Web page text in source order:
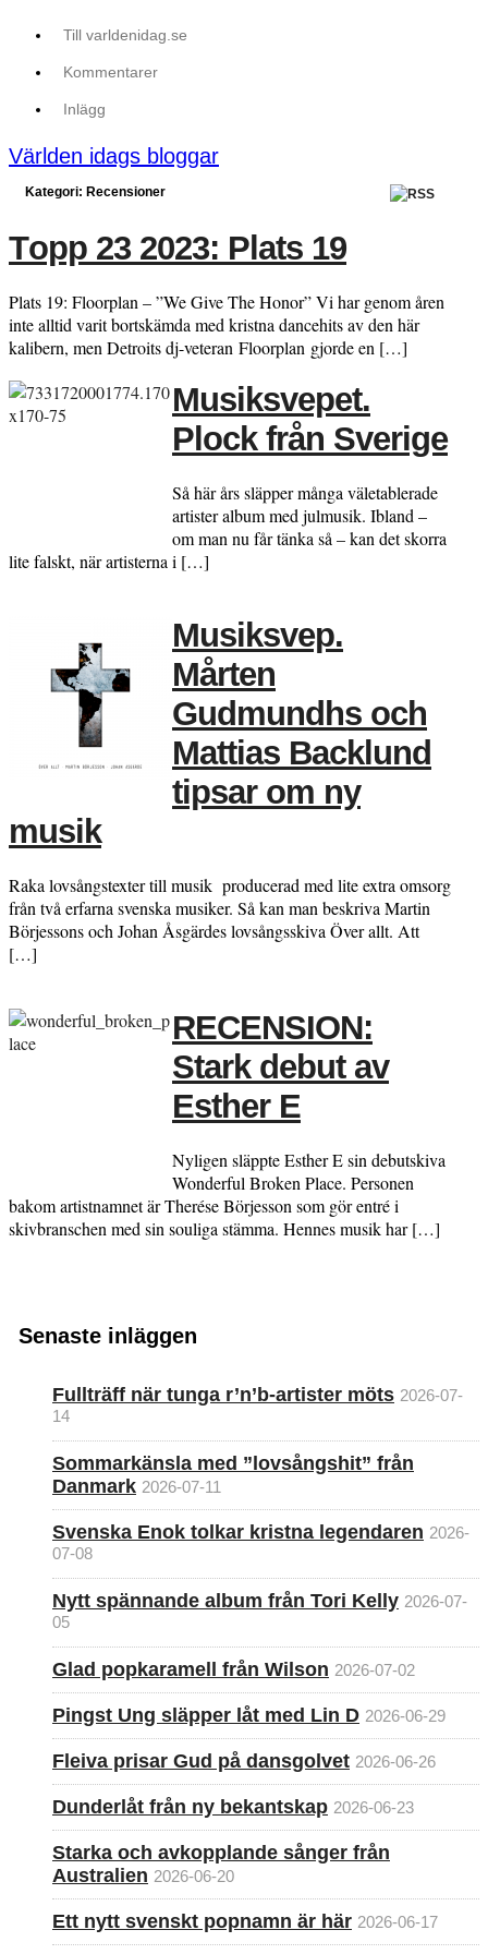
Till varldenidag.se
Kommentarer
Inlägg
Världen idags bloggar
Kategori: Recensioner
Topp 23 2023: Plats 19
Plats 19: Floorplan – ”We Give The Honor” Vi har genom åren
inte alltid varit bortskämda med kristna dancehits av den här
kalibern, men Detroits dj-veteran Floorplan gjorde en […]
Musiksvepet.
Plock från Sverige
Så här års släpper många väletablerade
artister album med julmusik. Ibland –
om man nu får tänka så – kan det skorra
lite falskt, när artisterna i […]
Musiksvep.
Mårten
Gudmundhs och
Mattias Backlund
tipsar om ny
musik
Raka lovsångstexter till musik producerad med lite extra omsorg
från två erfarna svenska musiker. Så kan man beskriva Martin
Börjessons och Johan Åsgärdes lovsångsskiva Över allt. Att
[…]
RECENSION:
Stark debut av
Esther E
Nyligen släppte Esther E sin debutskiva
Wonderful Broken Place. Personen
bakom artistnamnet är Therése Börjesson som gör entré i
skivbranschen med sin souliga stämma. Hennes musik har […]
Senaste inläggen
Fullträff när tunga r’n’b-artister möts 2026-07-
14
Sommarkänsla med ”lovsångshit” från
Danmark 2026-07-11
Svenska Enok tolkar kristna legendaren 2026-
07-08
Nytt spännande album från Tori Kelly 2026-07-
05
Glad popkaramell från Wilson 2026-07-02
Pingst Ung släpper låt med Lin D 2026-06-29
Fleiva prisar Gud på dansgolvet 2026-06-26
Dunderlåt från ny bekantskap 2026-06-23
Starka och avkopplande sånger från
Australien 2026-06-20
Ett nytt svenskt popnamn är här 2026-06-17